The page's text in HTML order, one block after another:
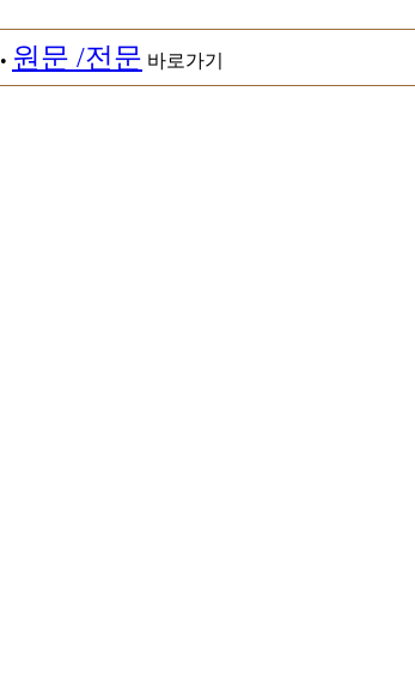
• 원문 /전문 바로가기